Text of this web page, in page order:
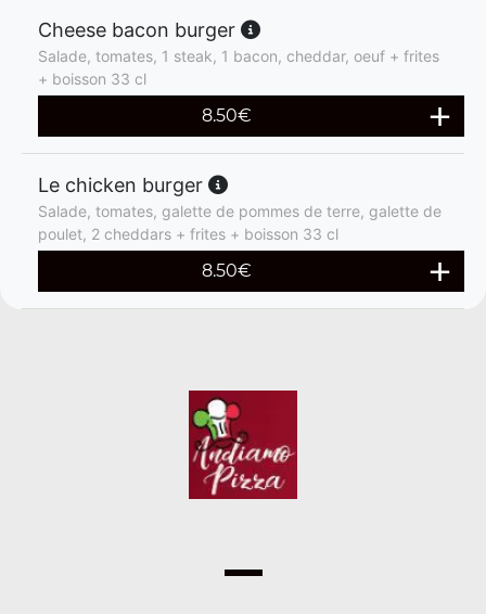
Cheese bacon burger
Salade, tomates, 1 steak, 1 bacon, cheddar, oeuf + frites
+ boisson 33 cl
8.50€
Le chicken burger
Salade, tomates, galette de pommes de terre, galette de
poulet, 2 cheddars + frites + boisson 33 cl
8.50€